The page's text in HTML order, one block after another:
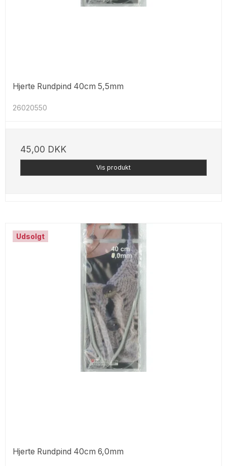
Hjerte Rundpind 40cm 5,5mm
26020550
45,00 DKK
Vis produkt
Udsolgt
Hjerte Rundpind 40cm 6,0mm